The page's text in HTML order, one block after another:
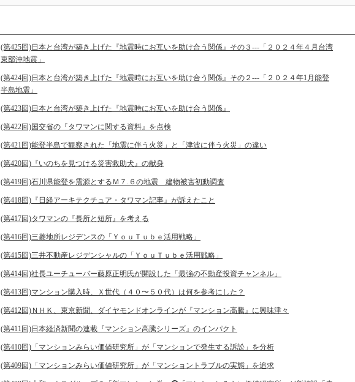
(第425回)日本と台湾が築き上げた『地震時にお互いを助け合う関係』その３---「２０２４年４月台湾
東部沖地震」
(第424回)日本と台湾が築き上げた『地震時にお互いを助け合う関係』その２---「２０２４年1月能登
半島地震」
(第423回)日本と台湾が築き上げた『地震時にお互いを助け合う関係』
(第422回)国交省の『タワマンに関する資料』を点検
(第421回)能登半島で観察された「地震に伴う火災」と「津波に伴う火災」の違い
(第420回)『いのちを見つける災害救助犬』の献身
(第419回)石川県能登を震源とするＭ７.６の地震 建物被害初動調査
(第418回)『日経アーキテクチュア・タワマン記事』が訴えたこと
(第417回)タワマンの『長所と短所』を考える
(第416回)三菱地所レジデンスの「ＹｏｕＴｕｂｅ活用戦略」
(第415回)三井不動産レジデンシャルの「ＹｏｕＴｕｂｅ活用戦略」
(第414回)社長ユーチューバー藤原正明氏が開設した「最強の不動産投資チャンネル」
(第413回)マンション購入時、Ｘ世代（４０〜５０代）は何を参考にした？
(第412回)ＮＨＫ、東京新聞、ダイヤモンドオンラインが『マンション高騰』に興味津々
(第411回)日本経済新聞の連載『マンション高騰シリーズ』のインパクト
(第410回)「マンションみらい価値研究所」が「マンションで発生する訴訟」を分析
(第409回)「マンションみらい価値研究所」が「マンショントラブルの実態」を追求